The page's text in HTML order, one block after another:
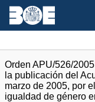
Orden APU/526/
la publicación del
marzo de 2005, por
igualdad de género